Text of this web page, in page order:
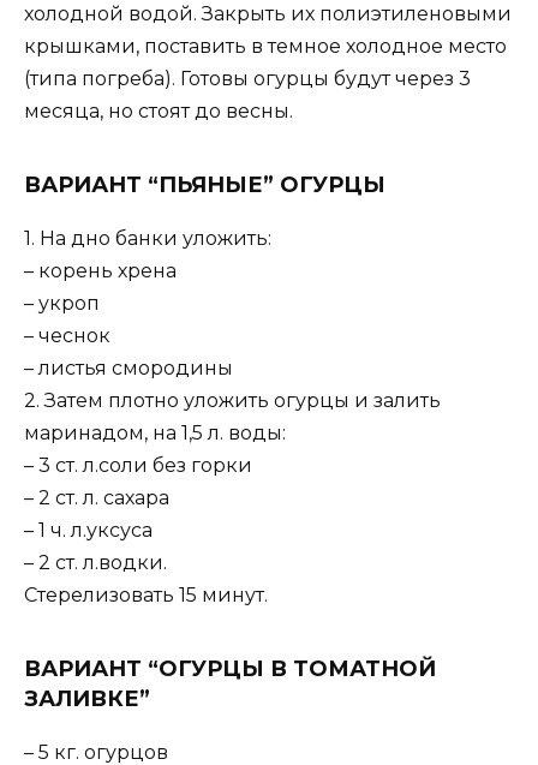
холодной водой. Закрыть их полиэтиленовыми
крышками, поставить в темное холодное место
(типа погреба). Готовы огурцы будут через 3
месяца, но стоят до весны.
ВАРИАНТ “ПЬЯНЫЕ” ОГУРЦЫ
1. На дно банки уложить:
– корень хрена
– укроп
– чеснок
– листья смородины
2. Затем плотно уложить огурцы и залить
маринадом, на 1,5 л. воды:
– 3 ст. л.соли без горки
– 2 ст. л. сахара
– 1 ч. л.уксуса
– 2 ст. л.водки.
Стерелизовать 15 минут.
ВАРИАНТ “ОГУРЦЫ В ТОМАТНОЙ
ЗАЛИВКЕ”
– 5 кг. огурцов